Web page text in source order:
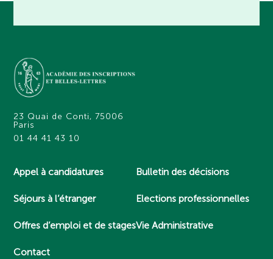
23 Quai de Conti, 75006
Paris
01 44 41 43 10
Appel à candidatures
Séjours à l’étranger
Offres d’emploi et de stages
Contact
Bulletin des décisions
Elections professionnelles
Vie Administrative